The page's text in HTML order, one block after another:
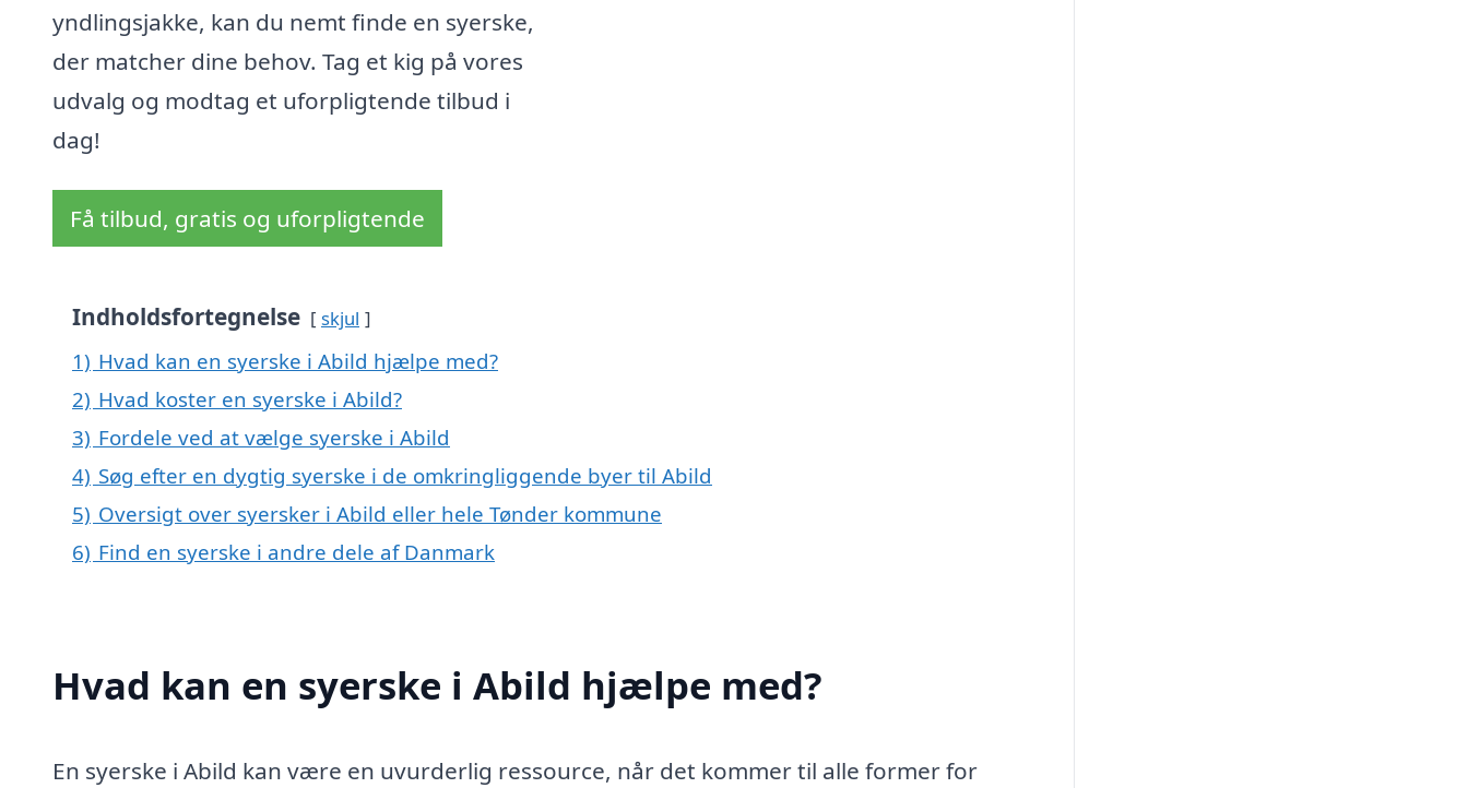
yndlingsjakke, kan du nemt finde en syerske,
der matcher dine behov. Tag et kig på vores
udvalg og modtag et uforpligtende tilbud i
dag!
Få tilbud, gratis og uforpligtende
Indholdsfortegnelse skjul
1) Hvad kan en syerske i Abild hjælpe med?
2) Hvad koster en syerske i Abild?
3) Fordele ved at vælge syerske i Abild
4) Søg efter en dygtig syerske i de omkringliggende byer til Abild
5) Oversigt over syersker i Abild eller hele Tønder kommune
6) Find en syerske i andre dele af Danmark
Hvad kan en syerske i Abild hjælpe med?
En syerske i Abild kan være en uvurderlig ressource, når det kommer til alle former for